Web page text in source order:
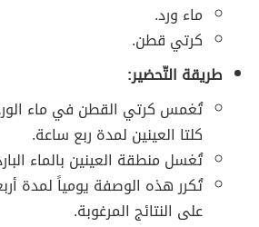
ماء ورد.
كرتي قطن.
طريقة التّحضير:
تُغمس كرتي القطن في ماء
كلتا العينين لمدة ربع ساعة.
تُغسل منطقة العينين بالماء
تُكرر هذه الوصفة يومياً لمدة
على النتائج المرغوبة.